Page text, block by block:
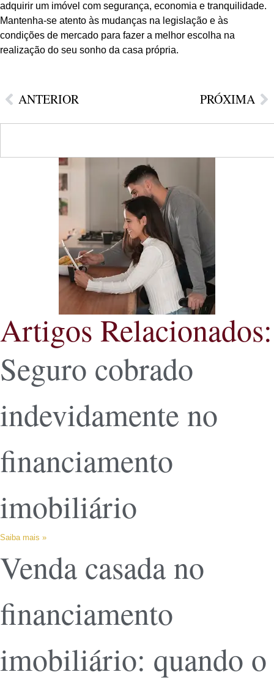
adquirir um imóvel com segurança, economia e tranquilidade.
Mantenha-se atento às mudanças na legislação e às
condições de mercado para fazer a melhor escolha na
realização do seu sonho da casa própria.
ANTERIOR PRÓXIMA
Artigos Relacionados:
Seguro cobrado
indevidamente no
financiamento
imobiliário
Saiba mais »
Venda casada no
financiamento
imobiliário: quando o